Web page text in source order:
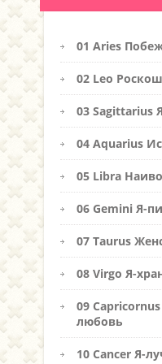
01 Aries
02 Leo
03 Sagittarius
04 Aquarius
05 Libra
06 Gemini Я-
07 Taurus
08 Virgo Я-
09
любовь
10 Cancer Я-